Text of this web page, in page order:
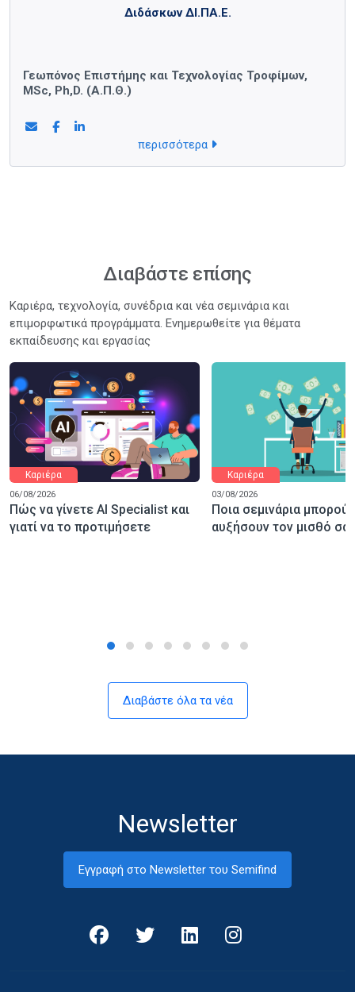
Διδάσκων ΔΙ.ΠΑ.Ε.
Γεωπόνος Επιστήμης και Τεχνολογίας Τροφίμων,
MSc, Ph,D. (Α.Π.Θ.)
περισσότερα
Διαβάστε επίσης
Καριέρα, τεχνολογία, συνέδρια και νέα σεμινάρια και
επιμορφωτικά προγράμματα. Ενημερωθείτε για θέματα
εκπαίδευσης και εργασίας
Καριέρα
06/08/2026
Πώς να γίνετε AI Specialist και
γιατί να το προτιμήσετε
Καριέρα
03/08/2026
Ποια σεμινάρια
αυξήσουν τον μισθό
Διαβάστε όλα τα νέα
Newsletter
Εγγραφή στο Newsletter του Semifind